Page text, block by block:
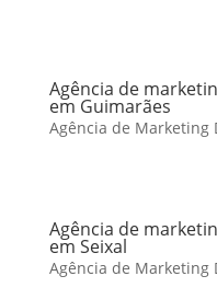
Agência de
em Guimarães
Agência de Marketing
Agência de
em Seixal
Agência de Marketing